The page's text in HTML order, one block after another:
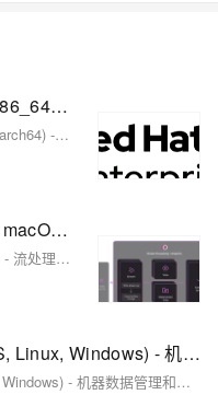
Red Hat Enterprise Linux 9.6 (x86_64, aarch64) - 红帽企业 Linux (RHEL)
Red Hat Enterprise Linux 9.6 (x86_64, aarch64) - 红帽企业 Linux (RHEL)
Timeplus Enterprise 3.0 (Linux, macOS) - 流处理平台
Timeplus Enterprise 3.0 (Linux, macOS) - 流处理平台
Splunk Enterprise 9.4.5 (macOS, Linux, Windows) - 机器数据管理和分析
Splunk Enterprise 9.4.5 (macOS, Linux, Windows) - 机器数据管理和分析